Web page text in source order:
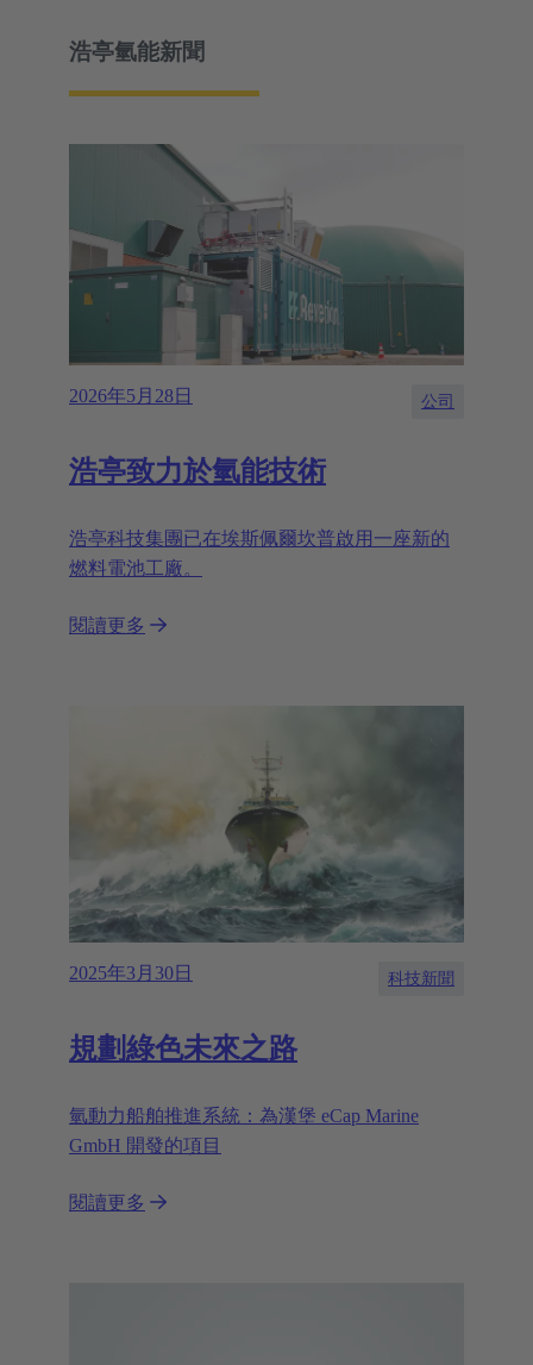
浩亭氫能新聞
2026年5月28日 公司
浩亭致力於氫能技術
浩亭科技集團已在埃斯佩爾坎普啟用一座新的
燃料電池工廠。
閱讀更多
2025年3月30日 科技新聞
規劃綠色未來之路
氫動力船舶推進系統：為漢堡 eCap Marine
GmbH 開發的項目
閱讀更多